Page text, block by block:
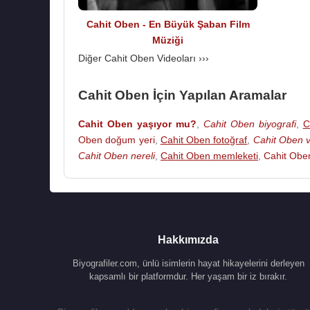
1973 - Ala Gözlerini Sevdiğim Dilber / Sürmeli
1973 - Karakoyun / Karakoyun Enstrümental
1974 - Ona İnanma Buna İnanma / Selam
1974 - Zaman Geçiyor / Çekilmez (Diskotür)
1977 - Nankör / Seveceksen Beni Sev (1
Albüm LP (Long Play)
1973 - Musical Souvenirs From Turkey (Yonca)
1976 - Trt Ara Müzikleri 2 (Yonca)
2020 - Altın Mikrofon 1966 (DMC)
1978 - Süper Hits - Albüm / Aranjmanalar
1979 - Süper Stars / Aranjmanlar ( bu derleme
1982 - Süper Stars / Aranjmanlar ( bu derleme
Cahit Oben - En Büyük Şaban Film
Müziği
Diğer Cahit Oben Videoları ›››
Cahit Oben İçin Yapılan Aramalar
Cahit Oben yaşıyor mu?, Cahit Oben biyografi,
Oben doğum yeri, Cahit Oben fotoğraf, Cahit Oben
Cahit Oben nereli, Cahit Oben memleketi, Cahit
Hakkımızda
Biyografiler.com, ünlü isimlerin hayat hikayelerini derleyen
kapsamlı bir platformdur. Her yaşam bir iz bırakır.